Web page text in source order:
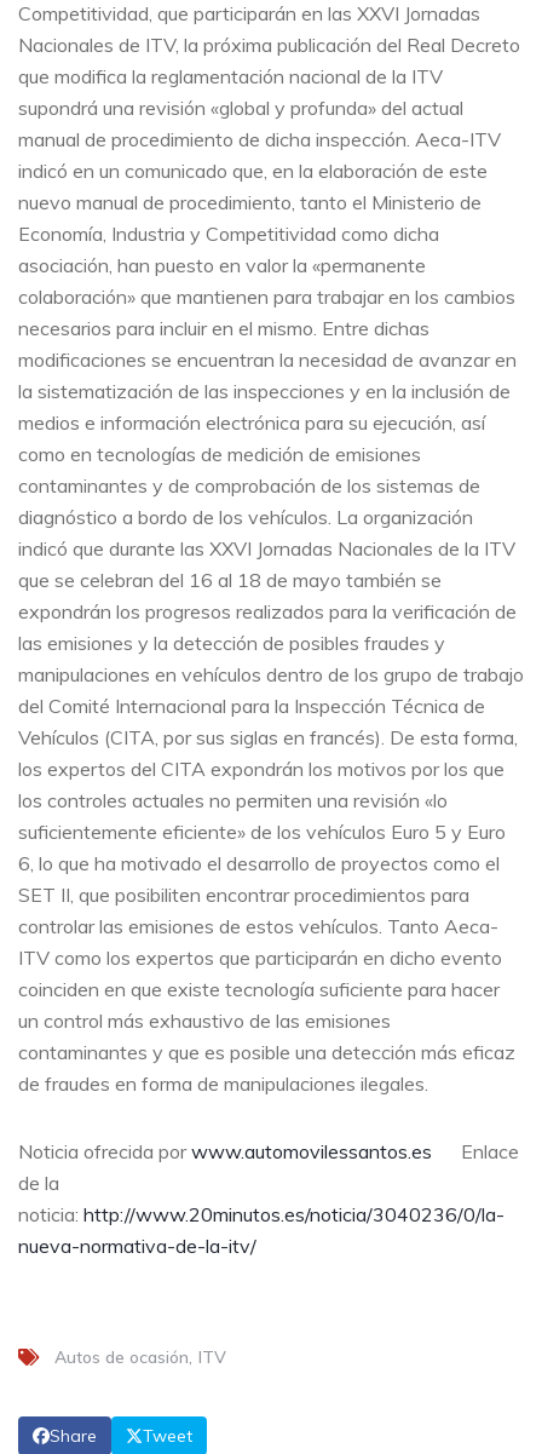
Competitividad, que participarán en las XXVI Jornadas
Nacionales de ITV, la próxima publicación del Real Decreto
que modifica la reglamentación nacional de la ITV
supondrá una revisión «global y profunda» del actual
manual de procedimiento de dicha inspección. Aeca-ITV
indicó en un comunicado que, en la elaboración de este
nuevo manual de procedimiento, tanto el Ministerio de
Economía, Industria y Competitividad como dicha
asociación, han puesto en valor la «permanente
colaboración» que mantienen para trabajar en los cambios
necesarios para incluir en el mismo. Entre dichas
modificaciones se encuentran la necesidad de avanzar en
la sistematización de las inspecciones y en la inclusión de
medios e información electrónica para su ejecución, así
como en tecnologías de medición de emisiones
contaminantes y de comprobación de los sistemas de
diagnóstico a bordo de los vehículos. La organización
indicó que durante las XXVI Jornadas Nacionales de la ITV
que se celebran del 16 al 18 de mayo también se
expondrán los progresos realizados para la verificación de
las emisiones y la detección de posibles fraudes y
manipulaciones en vehículos dentro de los grupo de trabajo
del Comité Internacional para la Inspección Técnica de
Vehículos (CITA, por sus siglas en francés). De esta forma,
los expertos del CITA expondrán los motivos por los que
los controles actuales no permiten una revisión «lo
suficientemente eficiente» de los vehículos Euro 5 y Euro
6, lo que ha motivado el desarrollo de proyectos como el
SET II, que posibiliten encontrar procedimientos para
controlar las emisiones de estos vehículos. Tanto Aeca-
ITV como los expertos que participarán en dicho evento
coinciden en que existe tecnología suficiente para hacer
un control más exhaustivo de las emisiones
contaminantes y que es posible una detección más eficaz
de fraudes en forma de manipulaciones ilegales.
Noticia ofrecida porwww.automovilessantos.es
Enlace
de la
noticia: http://www.20minutos.es/noticia/3040236/0/la-
nueva-normativa-de-la-itv/
Autos de ocasión ITV
Share Tweet